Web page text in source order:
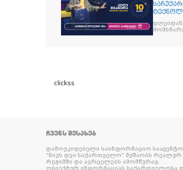
clickss
ᲩᲕᲔᲜᲡ ᲨᲔᲡᲐᲮᲔᲑ
დამოუკიდებელი საინფორმაციო სააგენტო
“ნიუს დეი საქართველო” მუშაობს რეალურ
რეჟიმში და ავრცელებს ამომწურავ,
ობიექტურ ინფორმაციას საქართველოსა